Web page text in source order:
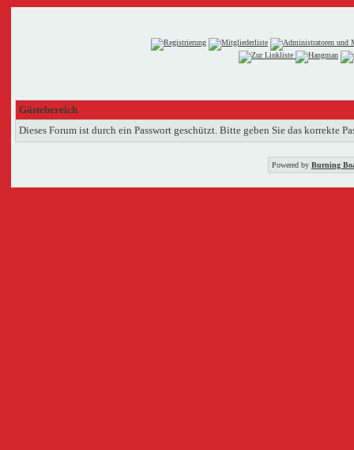
Gästebereich
Dieses Forum ist durch ein Passwort geschützt. Bitte geben Sie das korrekte
Powered by Burning